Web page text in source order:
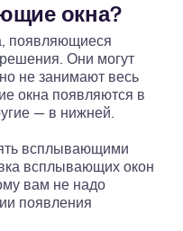
окна?
появляющиеся
Они могут
не занимают весь
окна появляются в
— в нижней.
всплывающими
всплывающих окон
вам не надо
появления